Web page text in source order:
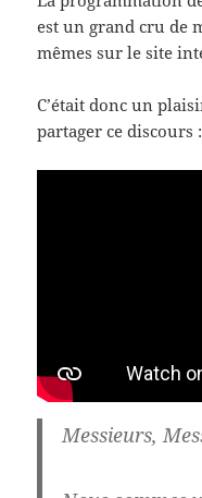
est un grand cru de
mêmes sur le site
C’était donc un
partager ce discours :
Messieurs,